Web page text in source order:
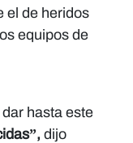
el de heridos
equipos de
hasta este
dijo